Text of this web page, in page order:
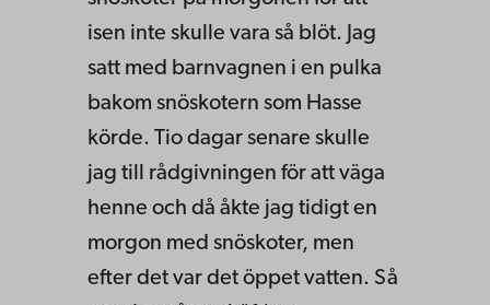
isen inte skulle vara så blöt. Jag
satt med barnvagnen i en pulka
bakom snöskotern som Hasse
körde. Tio dagar senare skulle
jag till rådgivningen för att väga
henne och då åkte jag tidigt en
morgon med snöskoter, men
efter det var det öppet vatten. Så